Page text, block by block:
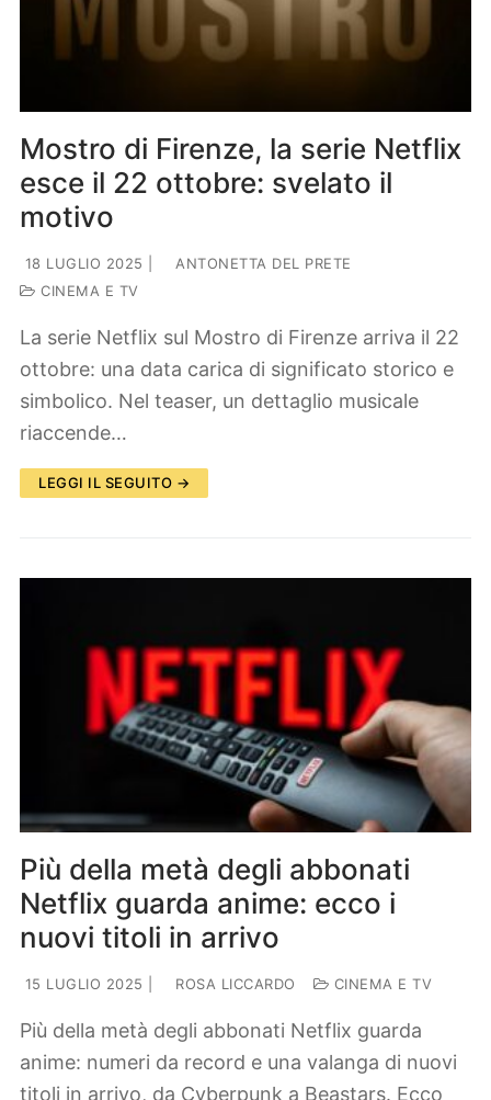
Mostro di Firenze, la serie Netflix
esce il 22 ottobre: svelato il
motivo
18 LUGLIO 2025
ANTONETTA DEL PRETE
CINEMA E TV
La serie Netflix sul Mostro di Firenze arriva il 22
ottobre: una data carica di significato storico e
simbolico. Nel teaser, un dettaglio musicale
riaccende…
LEGGI IL SEGUITO →
Più della metà degli abbonati
Netflix guarda anime: ecco i
nuovi titoli in arrivo
15 LUGLIO 2025 ROSA LICCARDO CINEMA E TV
Più della metà degli abbonati Netflix guarda
anime: numeri da record e una valanga di nuovi
titoli in arrivo, da Cyberpunk a Beastars. Ecco